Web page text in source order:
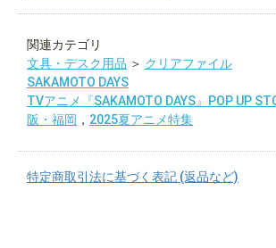
関連カテゴリ
文具・デスク用品 ＞ クリアファイル
SAKAMOTO DAYS
TVアニメ『SAKAMOTO DAYS』POP UP
阪・福岡 ， 2025夏アニメ特集
特定商取引法に基づく表記 (返品など)